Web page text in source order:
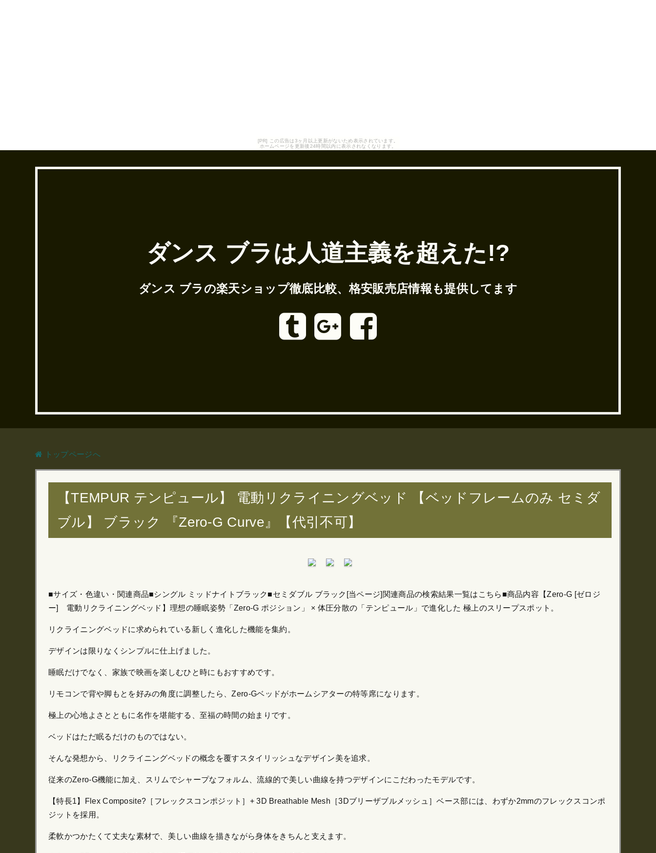
[PR] この広告は3ヶ月以上更新がないため表示されています。
ホームページを更新後24時間以内に表示されなくなります。
ダンス ブラは人道主義を超えた!?
ダンス ブラの楽天ショップ徹底比較、格安販売店情報も提供してます
トップページへ
【TEMPUR テンピュール】 電動リクライニングベッド 【ベッドフレームのみ セミダ
ブル】 ブラック 『Zero-G Curve』【代引不可】
■サイズ・色違い・関連商品■シングル ミッドナイトブラック■セミダブル ブラック[当ページ]関連商品の検索結果一覧はこちら■商品内容【Zero-G [ゼロジ
ー] 電動リクライニングベッド】理想の睡眠姿勢「Zero-G ポジション」 × 体圧分散の「テンピュール」で進化した 極上のスリープスポット。
リクライニングベッドに求められている新しく進化した機能を集約。
デザインは限りなくシンプルに仕上げました。
睡眠だけでなく、家族で映画を楽しむひと時にもおすすめです。
リモコンで背や脚もとを好みの角度に調整したら、Zero-Gベッドがホームシアターの特等席になります。
極上の心地よさとともに名作を堪能する、至福の時間の始まりです。
ベッドはただ眠るだけのものではない。
そんな発想から、リクライニングベッドの概念を覆すスタイリッシュなデザイン美を追求。
従来のZero-G機能に加え、スリムでシャープなフォルム、流線的で美しい曲線を持つデザインにこだわったモデルです。
【特長1】Flex Composite?［フレックスコンポジット］+ 3D Breathable Mesh［3Dブリーザブルメッシュ］ベース部には、わずか2mmのフレックスコンポ
ジットを採用。
柔軟かつかたくて丈夫な素材で、美しい曲線を描きながら身体をきちんと支えます。